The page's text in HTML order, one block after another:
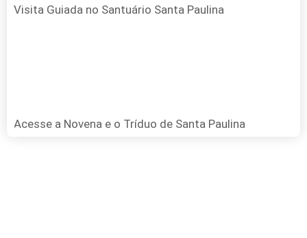
Visita Guiada no Santuário Santa Paulina
Acesse a Novena e o Tríduo de Santa Paulina